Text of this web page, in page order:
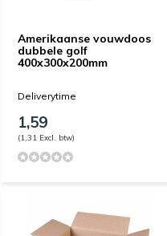
Amerikaanse vouwdoos
dubbele golf
400x300x200mm
Deliverytime
1,59
(1,31 Excl. btw)